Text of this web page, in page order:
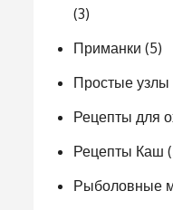
(3)
Приманки (5)
Простые узлы
Рецепты для
Рецепты Каш
Рыболовные